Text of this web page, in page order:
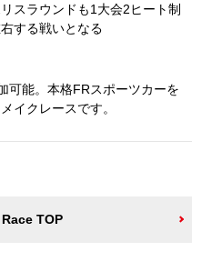
スラウンドも1大会2ヒート制
する戦いとなる
可能。本格FRスポーツカーを
イクレースです。
TOP